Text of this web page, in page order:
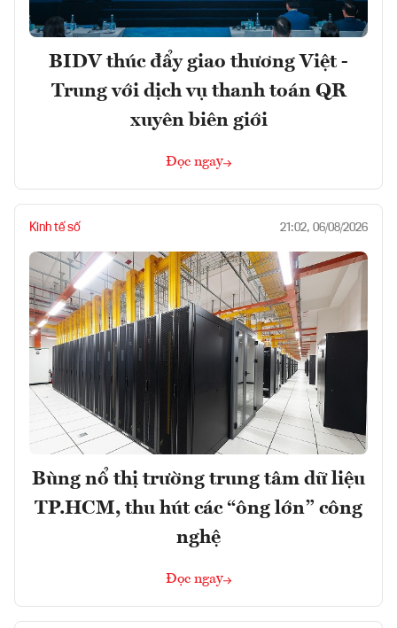
BIDV thúc đẩy giao thương Việt -
Trung với dịch vụ thanh toán QR
xuyên biên giới
Đọc ngay
Kinh tế số 21:02, 06/08/2026
Bùng nổ thị trường trung tâm dữ liệu
TP.HCM, thu hút các “ông lớn” công
nghệ
Đọc ngay